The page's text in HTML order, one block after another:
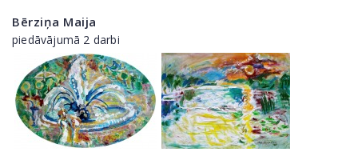
Bērziņa Maija
piedāvājumā 2 darbi